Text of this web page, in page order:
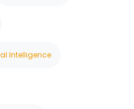
Intelligence